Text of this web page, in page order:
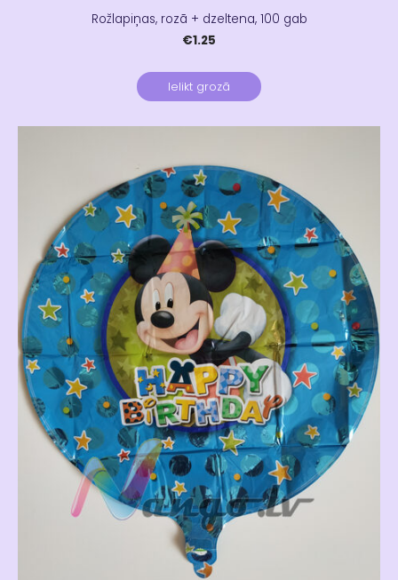
Rožlapiņas, rozā + dzeltena, 100 gab
€1.25
Ielikt grozā